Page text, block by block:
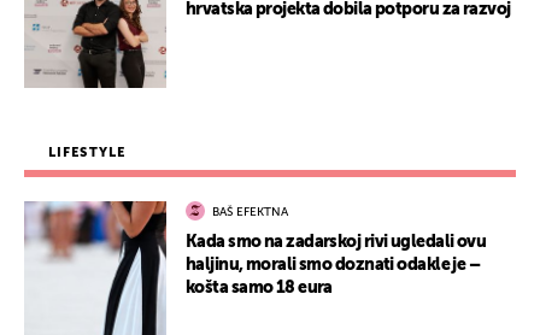
hrvatska projekta dobila potporu za razvoj
LIFESTYLE
BAŠ EFEKTNA
Kada smo na zadarskoj rivi ugledali ovu
haljinu, morali smo doznati odakle je –
košta samo 18 eura